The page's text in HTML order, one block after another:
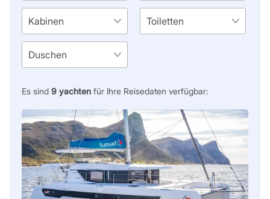
Es sind 9yachtenfür Ihre Reisedaten verfügbar: